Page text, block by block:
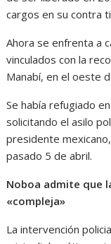
cargos en su contra
Ahora se enfrenta a
vinculados con la
Manabí, en el oeste
Se había refugiado
solicitando el asilo
presidente
pasado 5 de abril.
Noboa admite que
«compleja»
La intervención